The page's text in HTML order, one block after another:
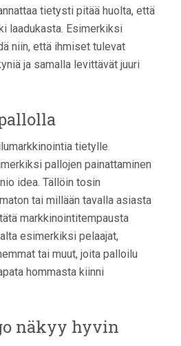
tietysti pitää huolta, että
laadukasta. Esimerkiksi
niin, että ihmiset tulevat
ja samalla levittävät juuri
tietylle
pallojen painattaminen
idea. Tällöin tosin
tai millään tavalla asiasta
markkinointitempausta
esimerkiksi pelaajat,
tai muut, joita palloilu
hommasta kiinni
näkyy hyvin